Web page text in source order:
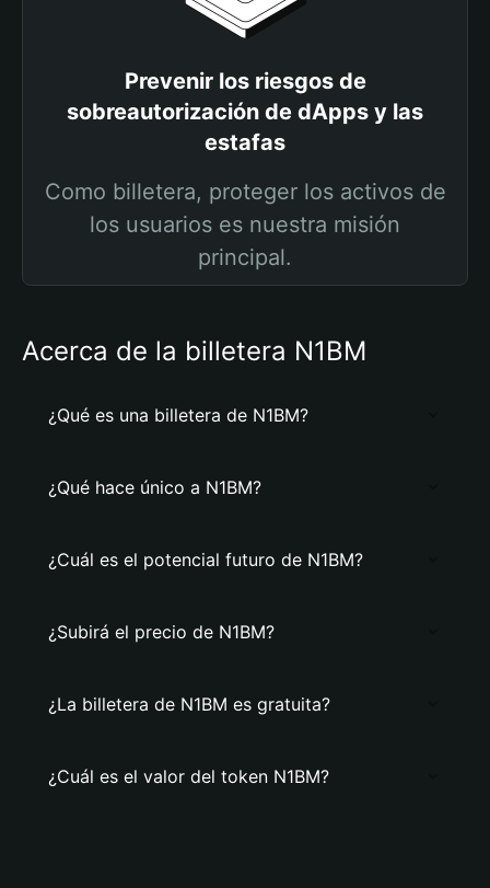
Prevenir los riesgos de
sobreautorización de dApps y las
estafas
Como billetera, proteger los activos de
los usuarios es nuestra misión
principal.
Acerca de la billetera N1BM
¿Qué es una billetera de N1BM?
¿Qué hace único a N1BM?
¿Cuál es el potencial futuro de N1BM?
¿Subirá el precio de N1BM?
¿La billetera de N1BM es gratuita?
¿Cuál es el valor del token N1BM?